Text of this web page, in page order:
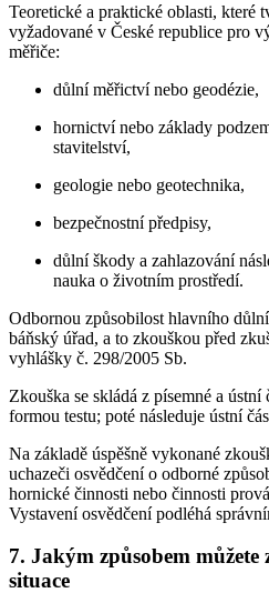
Teoretické a praktické oblasti, které
vyžadované v České republice pro
měřiče:
důlní měřictví nebo geodézie,
hornictví nebo základy
stavitelství,
geologie nebo geotechnika,
bezpečnostní předpisy,
důlní škody a zahlazování
nauka o životním prostředí.
Odbornou způsobilost hlavního
báňský úřad, a to zkouškou před
vyhlášky č. 298/2005 Sb.
Zkouška se skládá z písemné a ústní
formou testu; poté následuje ústní
Na základě úspěšně vykonané
uchazeči osvědčení o odborné
hornické činnosti nebo činnosti
Vystavení osvědčení podléhá
7. Jakým způsobem
situace